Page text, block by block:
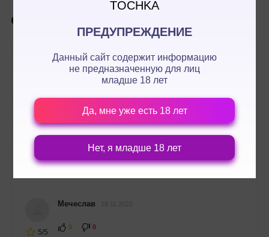
TOCHKA
ПРЕДУПРЕЖДЕНИЕ
Данный сайт содержит информацию
не предназначенную для лиц
младше 18 лет
Да, мне уже есть 18 лет
Нет, я младше 18 лет
Отзывы
5/5
Роза 30.01.2023
5/5
Гера 12.01.2023
0 0
5/5
Мечеслав
0 0